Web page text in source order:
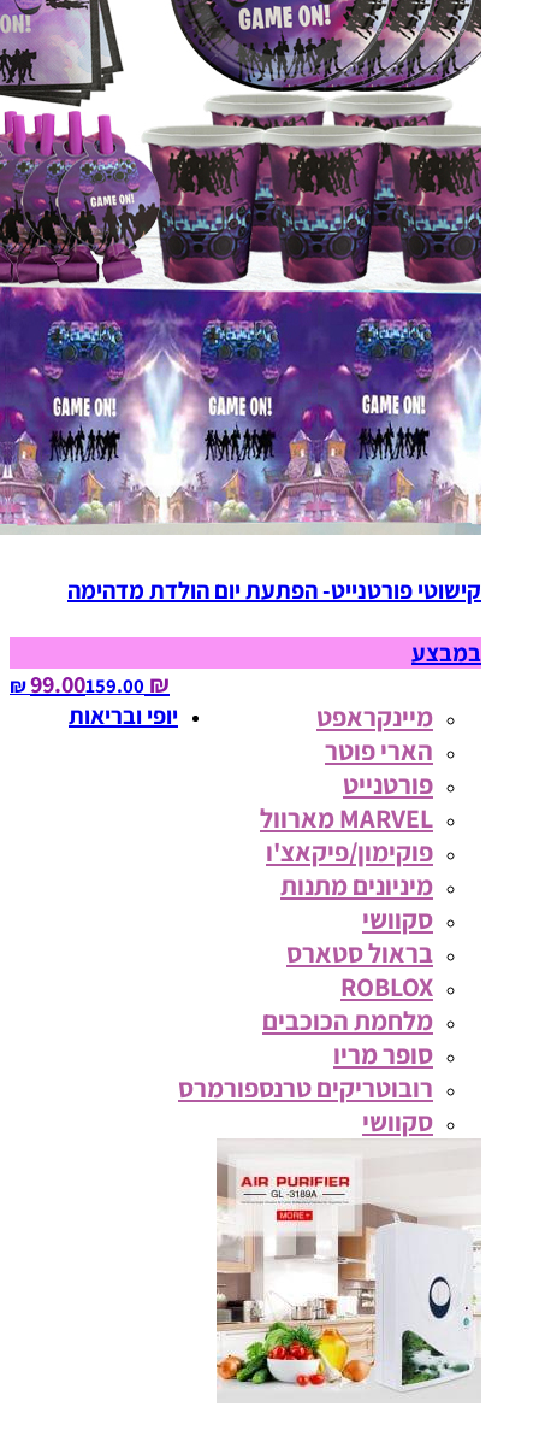
קישוטי פורטנייט- הפתעת יום הולדת מדהימה
במבצע
₪ 99.00
159.00‏ ₪
מיינקראפט
הארי פוטר
פורטנייט
MARVEL מארוול
פוקימון/פיקאצ'ו
מיניונים מתנות
סקוושי
בראול סטארס
ROBLOX
מלחמת הכוכבים
סופר מריו
רובוטריקים טרנספורמרס
סקוושי
יופי ובריאות